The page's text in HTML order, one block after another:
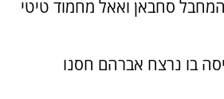
סחבאן ואאל מחמוד טיטי
בו נרצח אברהם חסנו